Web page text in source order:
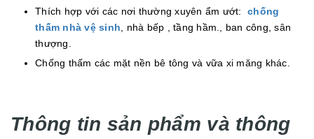
Thích hợp với các nơi thường xuyên ẩm ướt: chống
thấm nhà vệ sinh , nhà bếp , tầng hầm., ban công, sân
thượng.
Chống thấm các mặt nền bê tông và vữa xi măng khác.
Thông tin sản phẩm và thông